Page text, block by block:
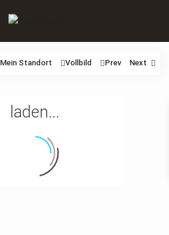
laden...
Mein Standort Vollbild Prev Next